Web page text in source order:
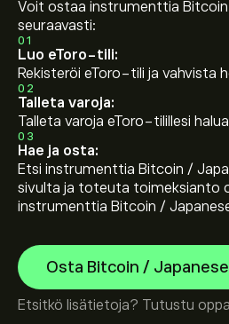
Voit ostaa instrumenttia Bitcoin
seuraavasti:
01
Luo eToro-tili:
Rekisteröi eToro-tili ja vahvista
02
Talleta varoja:
Talleta varoja eToro-tilillesi
03
Hae ja osta:
Etsi instrumenttia Bitcoin /
sivulta ja toteuta toimeksianto
instrumenttia Bitcoin /
Osta Bitcoin / Japanese
Etsitkö lisätietoja? Tutustu